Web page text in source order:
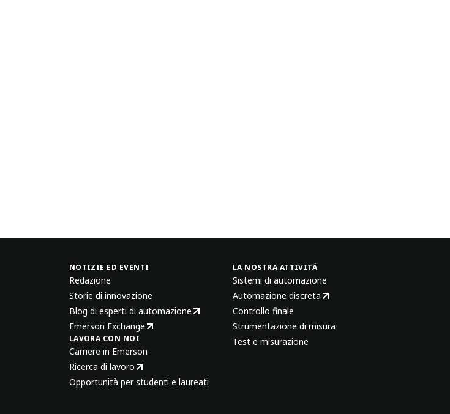
NOTIZIE ED EVENTI
Redazione
Storie di innovazione
Blog di esperti di automazione
Emerson Exchange
LAVORA CON NOI
Carriere in Emerson
Ricerca di lavoro
Opportunità per studenti e laureati
LA NOSTRA ATTIVITÀ
Sistemi di automazione
Automazione discreta
Controllo finale
Strumentazione di misura
Test e misurazione